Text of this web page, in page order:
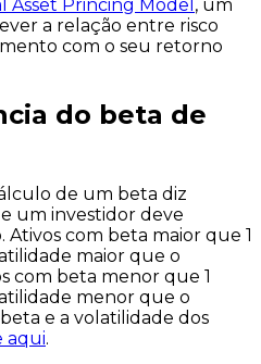
Asset Princing Model , um
a relação entre risco
com o seu retorno
do beta de
de um beta diz
um investidor deve
Ativos com beta maior que 1
maior que o
com beta menor que 1
menor que o
e a volatilidade dos
aqui.